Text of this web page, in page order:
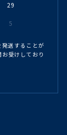
29
5
送することが
受けしており